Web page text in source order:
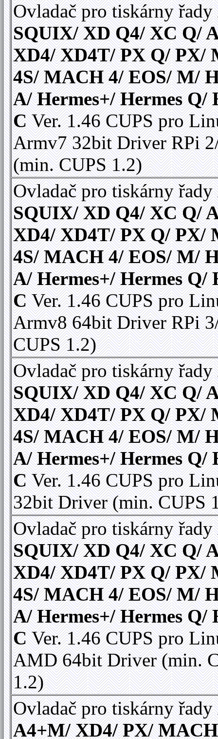
Ovladač pro tiskárny řady
SQUIX/ XD Q4/ XC Q/
XD4/ XD4T/ PX Q/ PX/
4S/ MACH 4/ EOS/ M/
A/ Hermes+/ Hermes Q/
CVer. 1.46 CUPS pro
Armv7 32bit Driver RPi
(min. CUPS 1.2)
Ovladač pro tiskárny řady
SQUIX/ XD Q4/ XC Q/
XD4/ XD4T/ PX Q/ PX/
4S/ MACH 4/ EOS/ M/
A/ Hermes+/ Hermes Q/
CVer. 1.46 CUPS pro
Armv8 64bit Driver RPi
CUPS 1.2)
Ovladač pro tiskárny řady
SQUIX/ XD Q4/ XC Q/
XD4/ XD4T/ PX Q/ PX/
4S/ MACH 4/ EOS/ M/
A/ Hermes+/ Hermes Q/
CVer. 1.46 CUPS pro
32bit Driver (min. CUPS
Ovladač pro tiskárny řady
SQUIX/ XD Q4/ XC Q/
XD4/ XD4T/ PX Q/ PX/
4S/ MACH 4/ EOS/ M/
A/ Hermes+/ Hermes Q/
CVer. 1.46 CUPS pro
AMD 64bit Driver (min.
1.2)
Ovladač pro tiskárny řady
A4+M/ XD4/ PX/